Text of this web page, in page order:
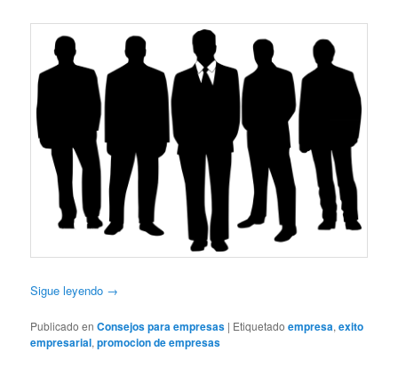
Sigue leyendo →
Publicado en Consejos para empresas | Etiquetado empresa,exito
empresarial,promocion de empresas